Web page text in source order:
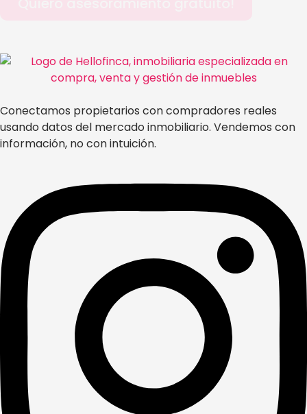
Conectamos propietarios con compradores reales
usando datos del mercado inmobiliario. Vendemos con
información, no con intuición.